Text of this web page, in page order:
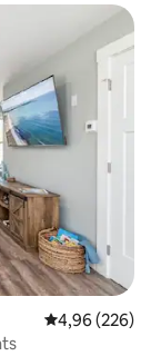
Gemiddelde
4,96 (226)